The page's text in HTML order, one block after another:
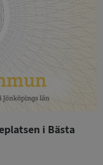
i Bästa